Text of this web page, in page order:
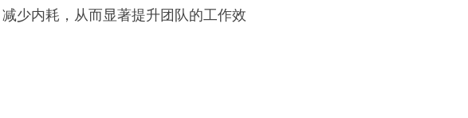
少内耗，从而显著提升团队的工作效